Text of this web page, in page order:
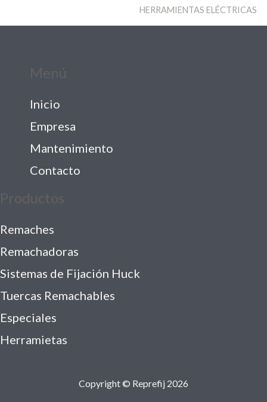
HERRAMIENTAS ELÉCTRICAS
Menú
Inicio
Empresa
Mantenimiento
Contacto
Productos
Remaches
Remachadoras
Sistemas de Fijación Huck
Tuercas Remachables
Especiales
Herramietas
Copyright © Reprefij 2026